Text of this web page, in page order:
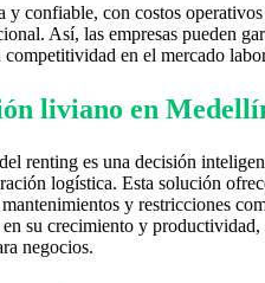
y confiable, con costos operativos
Así, las empresas pueden
en el mercado
liviano en
renting es una decisión
logística. Esta solución
y restricciones
su crecimiento y productividad,
negocios.